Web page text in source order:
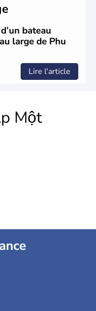
bateau
large de Phu
Lire l'article
Một